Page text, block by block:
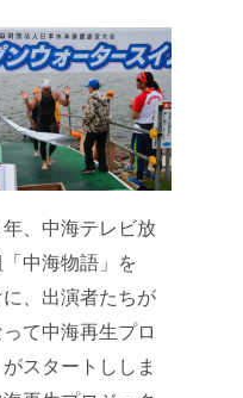
年、中海テレビ放
中海物語」を
、出演者たちが
て中海再生プロ
スタートししま